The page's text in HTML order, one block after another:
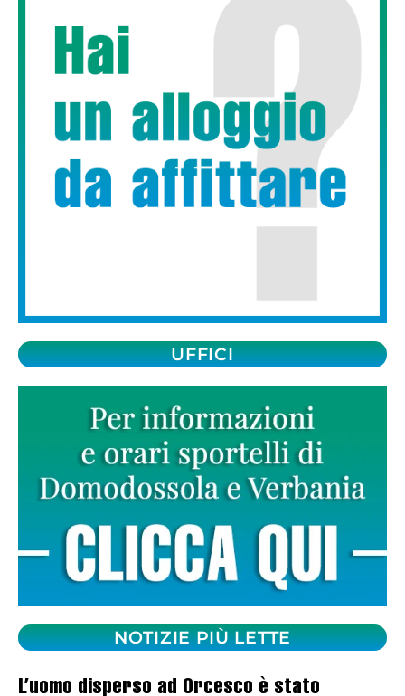
UFFICI
NOTIZIE PIÙ LETTE
L’uomo disperso ad Orcesco è stato